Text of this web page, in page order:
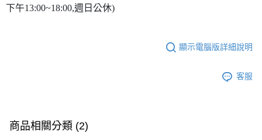
下午13:00~18:00,週日公休)
顯示電腦版詳細說明
客服
商品相關分類 (2)